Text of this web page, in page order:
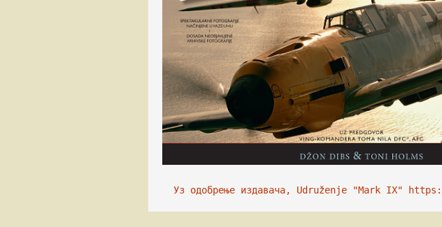
„РУНДИЋЕВА
СУПРУГА“
НОЋ УДАРА
Данко Боројевић:
АВИЈАЦИЈА
РЕПУБЛИКЕ СРПСКЕ
КРАЈИНЕ У РАТУ
1992-1995
Уз одобрење издавача, Udruženje "Mark IX"